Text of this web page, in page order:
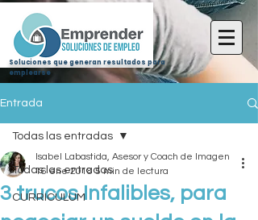
Soluciones que generan resultados para
emplearse
Entrada
Todas las entradas
CURRICULUM
Todas las entradas
3 trucos Infalibles, para
Isabel Labastida, Asesor y Coach de Imagen
16 ene 2018 5 min de lectura